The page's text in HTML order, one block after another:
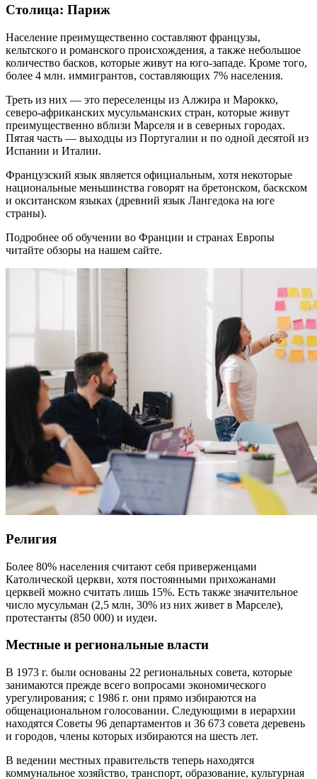
Столица: Париж
Население преимущественно составляют французы,
кельтского и романского происхождения, а также небольшое
количество басков, которые живут на юго-западе. Кроме того,
более 4 млн. иммигрантов, составляющих 7% населения.
Треть из них — это переселенцы из Алжира и Марокко,
северо-африканских мусульманских стран, которые живут
преимущественно вблизи Марселя и в северных городах.
Пятая часть — выходцы из Португалии и по одной десятой из
Испании и Италии.
Французский язык является официальным, хотя некоторые
национальные меньшинства говорят на бретонском, баскском
и окситанском языках (древний язык Лангедока на юге
страны).
Подробнее об обучении во Франции и странах Европы
читайте обзоры на нашем сайте.
Религия
Более 80% населения считают себя приверженцами
Католической церкви, хотя постоянными прихожанами
церквей можно считать лишь 15%. Есть также значительное
число мусульман (2,5 млн, 30% из них живет в Марселе),
протестанты (850 000) и иудеи.
Местные и региональные власти
В 1973 г. были основаны 22 региональных совета, которые
занимаются прежде всего вопросами экономического
урегулирования; с 1986 г. они прямо избираются на
общенациональном голосовании. Следующими в иерархии
находятся Советы 96 департаментов и 36 673 совета деревень
и городов, члены которых избираются на шесть лет.
В ведении местных правительств теперь находятся
коммунальное хозяйство, транспорт, образование, культурная